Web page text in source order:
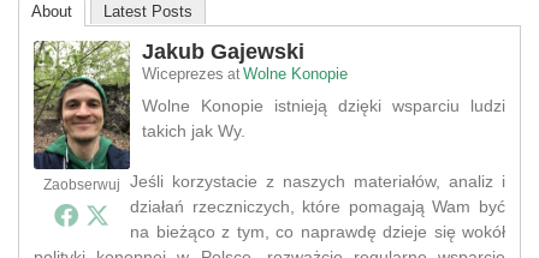
About Latest Posts
Zaobserwuj
Jakub Gajewski
Wiceprezes at Wolne Konopie
Wolne Konopie istnieją dzięki wsparciu ludzi
takich jak Wy.
Jeśli korzystacie z naszych materiałów, analiz i
działań rzeczniczych, które pomagają Wam być
na bieżąco z tym, co naprawdę dzieje się wokół